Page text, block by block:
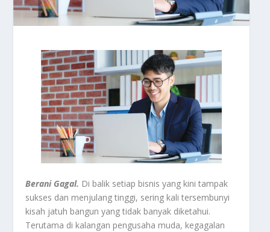
Berani Gagal. Di balik setiap bisnis yang kini tampak
sukses dan menjulang tinggi, sering kali tersembunyi
kisah jatuh bangun yang tidak banyak diketahui.
Terutama di kalangan pengusaha muda, kegagalan